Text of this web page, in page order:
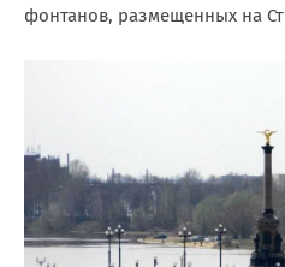
фонтанов, размещенных на